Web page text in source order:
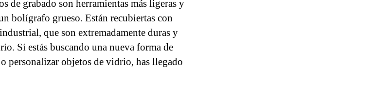
de grabado son herramientas más ligeras y
bolígrafo grueso. Están recubiertas con
que son extremadamente duras y
Si estás buscando una nueva forma de
personalizar objetos de vidrio, has llegado